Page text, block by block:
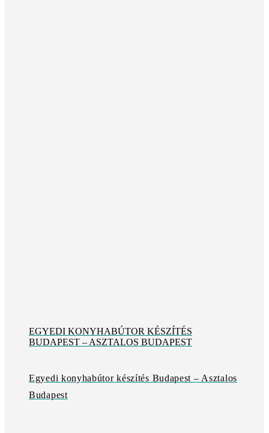
EGYEDI KONYHABÚTOR KÉSZÍTÉS
BUDAPEST – ASZTALOS BUDAPEST
Egyedi konyhabútor készítés Budapest – Asztalos
Budapest